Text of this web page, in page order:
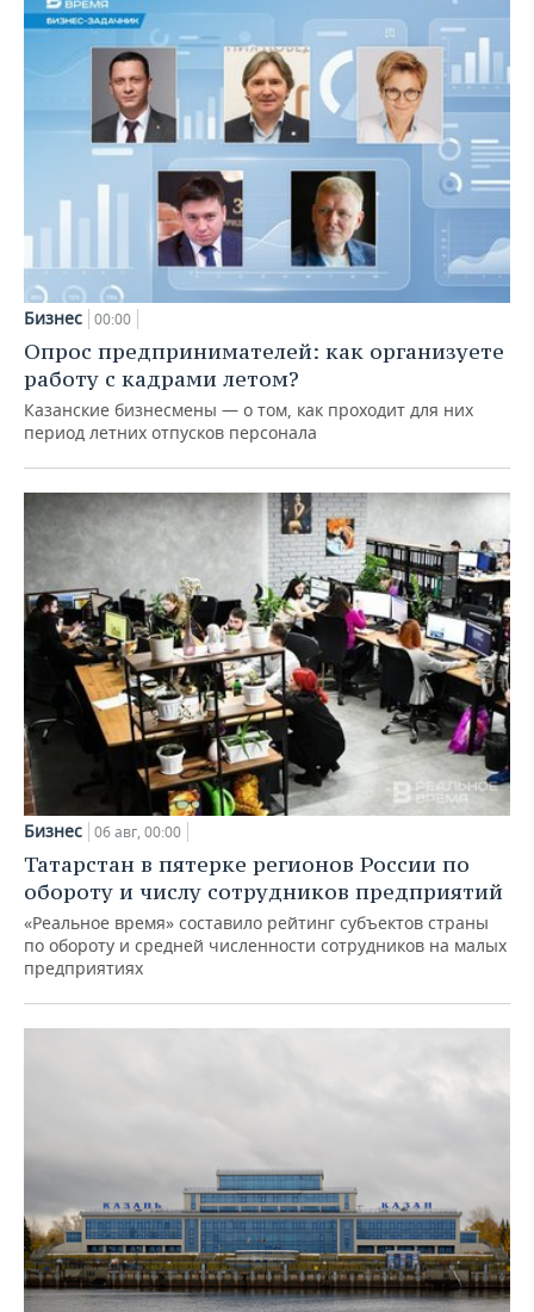
Бизнес 00:00
Опрос предпринимателей: как организуете
работу с кадрами летом?
Казанские бизнесмены — о том, как проходит для них
период летних отпусков персонала
Бизнес 06 авг, 00:00
Татарстан в пятерке регионов России по
обороту и числу сотрудников предприятий
«Реальное время» составило рейтинг субъектов страны
по обороту и средней численности сотрудников на малых
предприятиях